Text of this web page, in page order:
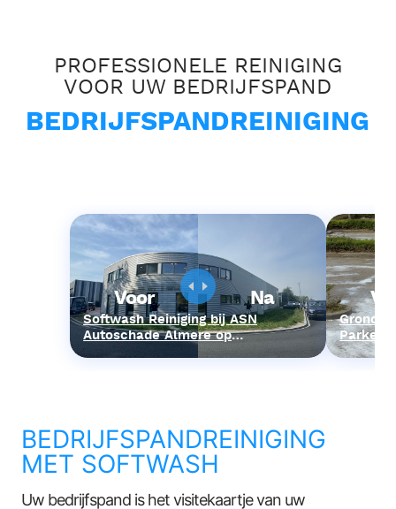
PROFESSIONELE REINIGING
VOOR UW BEDRIJFSPAND
BEDRIJFSPANDREINIGING
Voor Na
Softwash Reiniging bij ASN
Autoschade Almere op
Industrieterrein
in
BEDRIJFSPANDREINIGING
MET SOFTWASH
Uw bedrijfspand is het visitekaartje van uw